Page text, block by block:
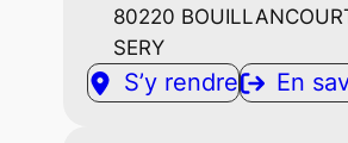
80220
SERY
S’y rendre En